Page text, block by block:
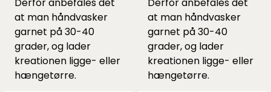
at man håndvasker
garnet på 30-40
grader, og lader
kreationen ligge- eller
hængetørre.
at man håndvasker
garnet på 30-40
grader, og lader
kreationen ligge- eller
hængetørre.